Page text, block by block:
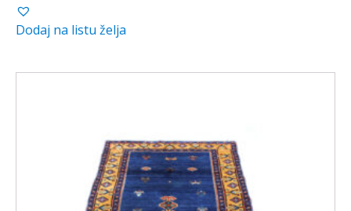
Dodaj na listu želja